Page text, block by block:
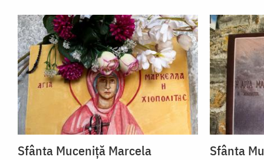
Sfânta Muceniță Marcela Sfânta